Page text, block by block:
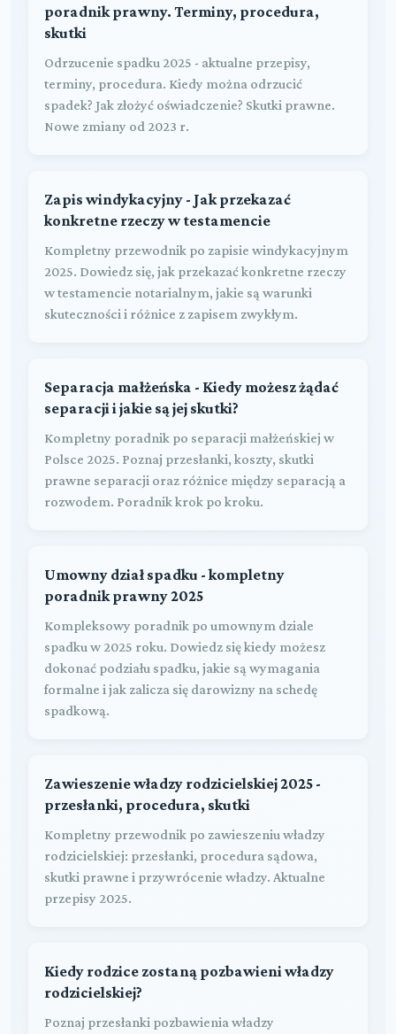
poradnik prawny. Terminy, procedura,
skutki
Odrzucenie spadku 2025 - aktualne przepisy,
terminy, procedura. Kiedy można odrzucić
spadek? Jak złożyć oświadczenie? Skutki prawne.
Nowe zmiany od 2023 r.
Zapis windykacyjny - Jak przekazać
konkretne rzeczy w testamencie
Kompletny przewodnik po zapisie windykacyjnym
2025. Dowiedz się, jak przekazać konkretne rzeczy
w testamencie notarialnym, jakie są warunki
skuteczności i różnice z zapisem zwykłym.
Separacja małżeńska - Kiedy możesz żądać
separacji i jakie są jej skutki?
Kompletny poradnik po separacji małżeńskiej w
Polsce 2025. Poznaj przesłanki, koszty, skutki
prawne separacji oraz różnice między separacją a
rozwodem. Poradnik krok po kroku.
Umowny dział spadku - kompletny
poradnik prawny 2025
Kompleksowy poradnik po umownym dziale
spadku w 2025 roku. Dowiedz się kiedy możesz
dokonać podziału spadku, jakie są wymagania
formalne i jak zalicza się darowizny na schedę
spadkową.
Zawieszenie władzy rodzicielskiej 2025 -
przesłanki, procedura, skutki
Kompletny przewodnik po zawieszeniu władzy
rodzicielskiej: przesłanki, procedura sądowa,
skutki prawne i przywrócenie władzy. Aktualne
przepisy 2025.
Kiedy rodzice zostaną pozbawieni władzy
rodzicielskiej?
Poznaj przesłanki pozbawienia władzy